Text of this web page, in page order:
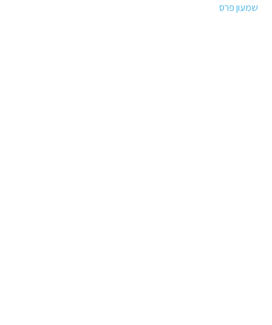
שמעון פרס